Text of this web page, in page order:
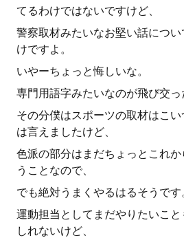
てるわけではないですけど、
警察取材みたいなお堅い話につ
けですよ。
いやーちょっと悔しいな。
専門用語字みたいなのが飛び交っ
その分僕はスポーツの取材はこ
は言えましたけど、
色派の部分はまだちょっとこれ
うことなので、
でも絶対うまくやるはるそうです
運動担当としてまだやりたいこ
しれないけど、